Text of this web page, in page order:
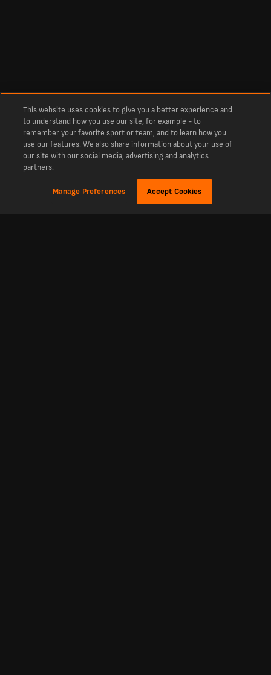
This website uses cookies to give you a better experience and
to understand how you use our site, for example - to
remember your favorite sport or team, and to learn how you
use our features. We also share information about your use of
our site with our social media, advertising and analytics
partners.
Manage Preferences Accept Cookies